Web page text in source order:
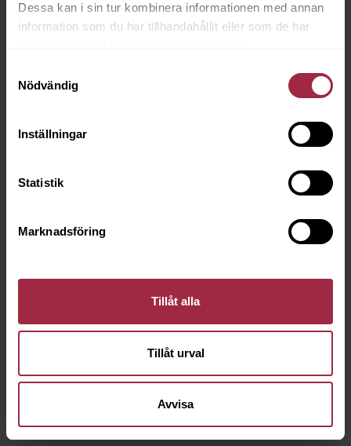
Dessa kan i sin tur kombinera informationen med annan
information som du har tillhandahållit eller som de har
Nödvändig
Inställningar
Statistik
Marknadsföring
Tillåt alla
Tillåt urval
Avvisa